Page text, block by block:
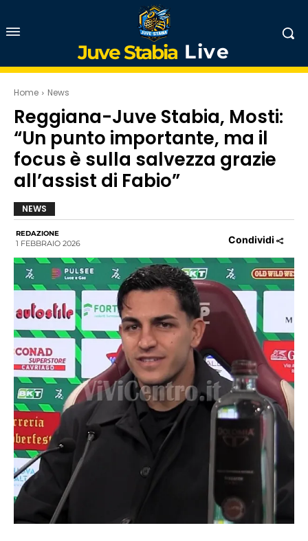
Juve Stabia Live
Home News
Reggiana-Juve Stabia, Mosti:
“Un punto importante, ma il
focus è sulla salvezza grazie
all’assist di Fabio”
NEWS
REDAZIONE
1 FEBBRAIO 2026 Condividi